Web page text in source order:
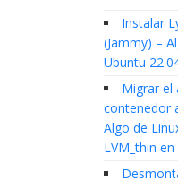
Instalar
(Jammy) –
Ubuntu
Migrar el
contenedor
Algo de
LVM_thin en